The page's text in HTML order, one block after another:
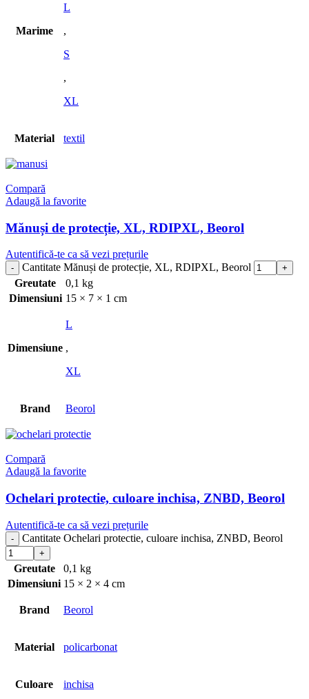
Marime
L
,
S
,
XL
Material textil
Compară
Adaugă la favorite
Mănuși de protecție, XL, RDIPXL, Beorol
Autentifică-te ca să vezi prețurile
Cantitate Mănuși de protecție, XL, RDIPXL, Beorol
Greutate
0,1 kg
Dimensiuni 15 × 7 × 1 cm
Dimensiune
L
,
XL
Brand Beorol
Compară
Adaugă la favorite
Ochelari protectie, culoare inchisa, ZNBD, Beorol
Autentifică-te ca să vezi prețurile
Cantitate Ochelari protectie, culoare inchisa, ZNBD, Beorol
Greutate
0,1 kg
Dimensiuni 15 × 2 × 4 cm
Brand Beorol
Material policarbonat
Culoare inchisa